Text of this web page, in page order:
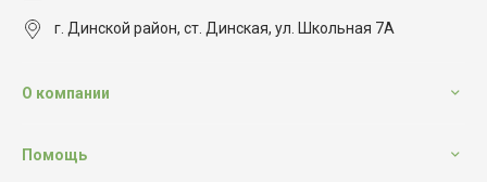
г. Динской район, ст. Динская, ул. Школьная 7А
О компании
Помощь